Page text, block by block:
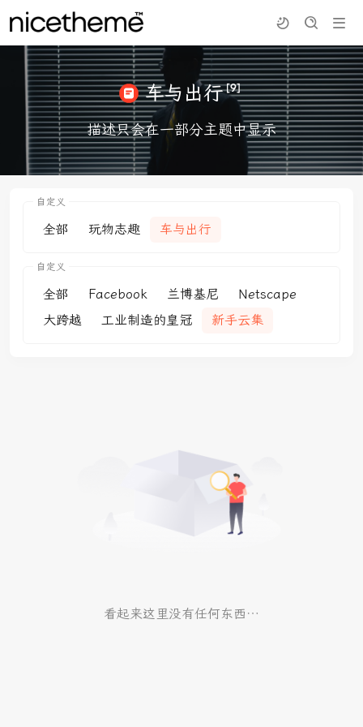
车与出行 [9]
描述只会在一部分主题中显示
自定义
全部 玩物志趣 车与出行
自定义
全部 Facebook 兰博基尼
Netscape
大跨越
工业制造的皇冠 新手云集
看起来这里没有任何东西…